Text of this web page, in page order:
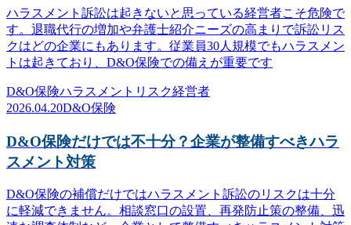
ハラスメント訴訟は起きないと思っている経営者こそ危険で
す。退職代行の増加や弁護士紹介ニーズの高まりで訴訟リス
クはどの企業にもあります。従業員30人規模でもハラスメン
トは起きており、D&O保険での備えが重要です
D&O保険ハラスメント リスク経営者
2026.04.20D&O保険
D&O保険だけでは不十分？企業が整備すべきハラ
スメント対策
D&O保険の補償だけではハラスメント訴訟のリスクは十分
に軽減できません。相談窓口の設置、再発防止策の整備、迅